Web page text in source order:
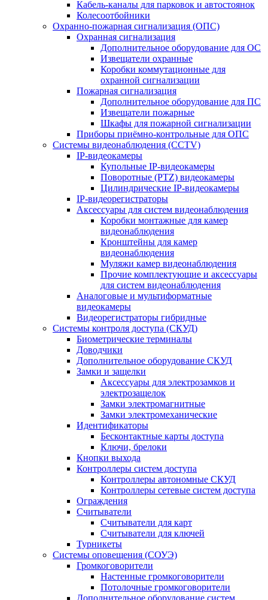
Кабель-каналы для парковок и автостоянок
Колесоотбойники
Охранно-пожарная сигнализация (ОПС)
Охранная сигнализация
Дополнительное оборудование для ОС
Извещатели охранные
Коробки коммутационные для
охранной сигнализации
Пожарная сигнализация
Дополнительное оборудование для ПС
Извещатели пожарные
Шкафы для пожарной сигнализации
Приборы приёмно-контрольные для ОПС
Системы видеонаблюдения (CCTV)
IP-видеокамеры
Купольные IP-видеокамеры
Поворотные (PTZ) видеокамеры
Цилиндрические IP-видеокамеры
IP-видеорегистраторы
Аксессуары для систем видеонаблюдения
Коробки монтажные для камер
видеонаблюдения
Кронштейны для камер
видеонаблюдения
Муляжи камер видеонаблюдения
Прочие комплектующие и аксессуары
для систем видеонаблюдения
Аналоговые и мультиформатные
видеокамеры
Видеорегистраторы гибридные
Системы контроля доступа (СКУД)
Биометрические терминалы
Доводчики
Дополнительное оборудование СКУД
Замки и защелки
Аксессуары для электрозамков и
электрозащелок
Замки электромагнитные
Замки электромеханические
Идентификаторы
Бесконтактные карты доступа
Ключи, брелоки
Кнопки выхода
Контроллеры систем доступа
Контроллеры автономные СКУД
Контроллеры сетевые систем доступа
Ограждения
Считыватели
Считыватели для карт
Считыватели для ключей
Турникеты
Системы оповещения (СОУЭ)
Громкоговорители
Настенные громкоговорители
Потолочные громкоговорители
Дополнительное оборудование систем